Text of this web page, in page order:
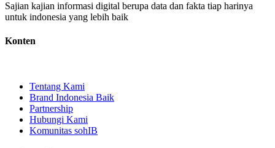
Sajian kajian informasi digital berupa data dan fakta tiap harinya
untuk indonesia yang lebih baik
Konten
Tentang Kami
Brand Indonesia Baik
Partnership
Hubungi Kami
Komunitas sohIB